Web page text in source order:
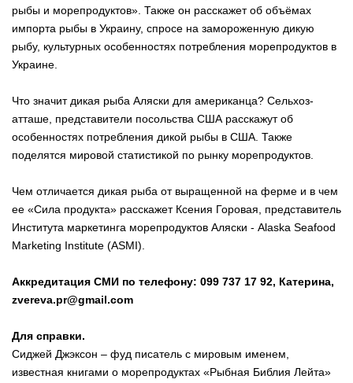
рыбы и морепродуктов». Также он расскажет об объёмах
импорта рыбы в Украину, спросе на замороженную дикую
рыбу, культурных особенностях потребления морепродуктов в
Украине.
Что значит дикая рыба Аляски для американца? Сельхоз-
атташе, представители посольства США расскажут об
особенностях потребления дикой рыбы в США. Также
поделятся мировой статистикой по рынку морепродуктов.
Чем отличается дикая рыба от выращенной на ферме и в чем
ее «Сила продукта» расскажет Ксения Горовая, представитель
Института маркетинга морепродуктов Аляски - Alaska Seafood
Marketing Institute (ASMI).
Аккредитация СМИ по телефону: 099 737 17 92, Катерина,
zvereva.pr@gmail.com
Для справки.
Сиджей Джэксон – фуд писатель с мировым именем,
известная книгами о морепродуктах «Рыбная Библия Лейта»